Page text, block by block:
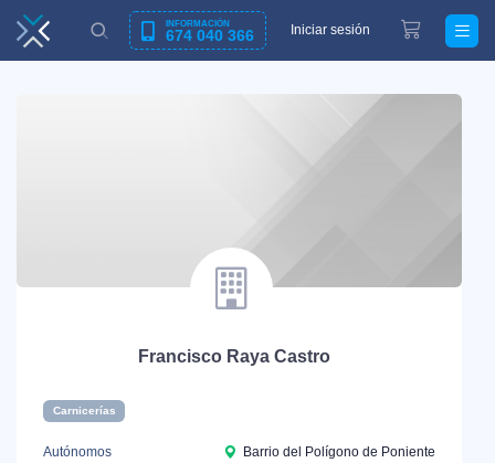
INFORMACIÓN
674 040 366 Iniciar sesión
Francisco Raya Castro
Carnicerías
Autónomos Barrio del Polígono de Poniente